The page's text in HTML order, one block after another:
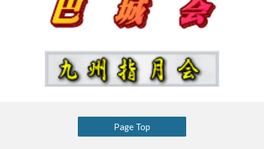
Page Top